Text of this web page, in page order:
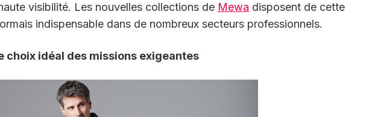
visibilité. Les nouvelles collections de Mewa disposent de cette
indispensable dans de nombreux secteurs professionnels.
choix idéal des missions exigeantes